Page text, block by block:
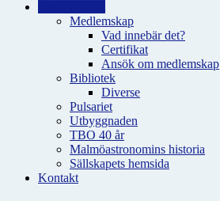
Medlemskap
Vad innebär det?
Certifikat
Ansök om medlemskap
Bibliotek
Diverse
Pulsariet
Utbyggnaden
TBO 40 år
Malmöastronomins historia
Sällskapets hemsida
Kontakt